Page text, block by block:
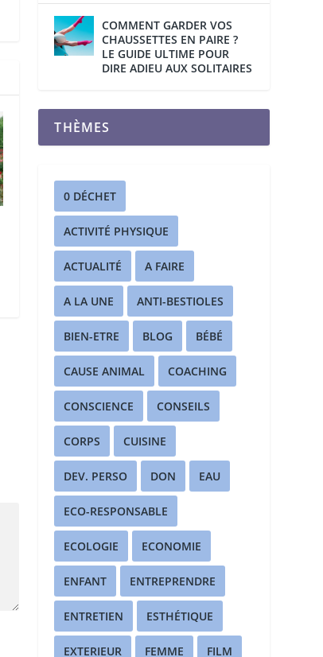
COMMENT GARDER VOS
CHAUSSETTES EN PAIRE ?
LE GUIDE ULTIME POUR
DIRE ADIEU AUX SOLITAIRES
THÈMES
0 DÉCHET
ACTIVITÉ PHYSIQUE
ACTUALITÉ A FAIRE
A LA UNE ANTI-BESTIOLES
BIEN-ETRE BLOG BÉBÉ
CAUSE ANIMAL COACHING
CONSCIENCE CONSEILS
CORPS CUISINE
DEV. PERSO DON EAU
ECO-RESPONSABLE
ECOLOGIE ECONOMIE
ENFANT ENTREPRENDRE
ENTRETIEN ESTHÉTIQUE
EXTERIEUR FEMME FILM